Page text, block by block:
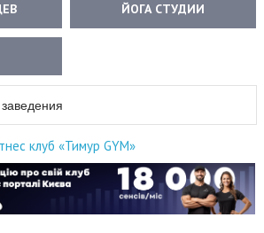
ЙОГА СТУДИИ
клуб «Тимур GYM»